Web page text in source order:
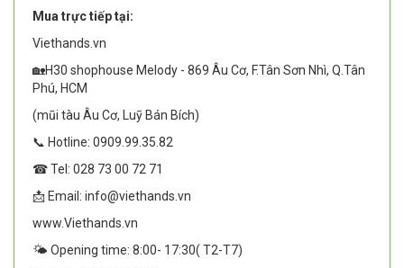
Mua trực tiếp tại:
Viethands.vn
🏡H30 shophouse Melody - 869 Âu Cơ, F.Tân Sơn Nhì, Q.Tân
Phú, HCM
(mũi tàu Âu Cơ, Luỹ Bán Bích)
📞 Hotline: 0909.99.35.82
☎ Tel: 028 73 00 72 71
📩 Email: info@viethands.vn
www.Viethands.vn
🌤️ Opening time: 8:00- 17:30( T2-T7)